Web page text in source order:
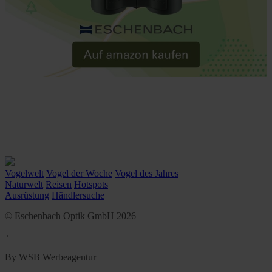
Vogelwelt Vogel der Woche Vogel des Jahres
Naturwelt Reisen Hotspots
Ausrüstung Händlersuche
© Eschenbach Optik GmbH 2026
᛫
By WSB Werbeagentur